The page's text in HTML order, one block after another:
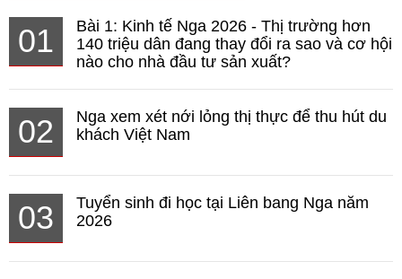
01
Bài 1: Kinh tế Nga 2026 - Thị trường hơn
140 triệu dân đang thay đổi ra sao và cơ hội
nào cho nhà đầu tư sản xuất?
02
Nga xem xét nới lỏng thị thực để thu hút du
khách Việt Nam
03
Tuyển sinh đi học tại Liên bang Nga năm
2026